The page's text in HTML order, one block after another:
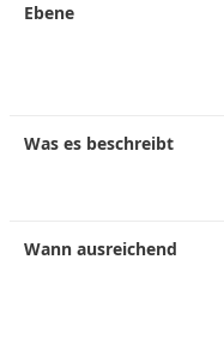
Ebene
Was es beschreibt
Wann ausreichend